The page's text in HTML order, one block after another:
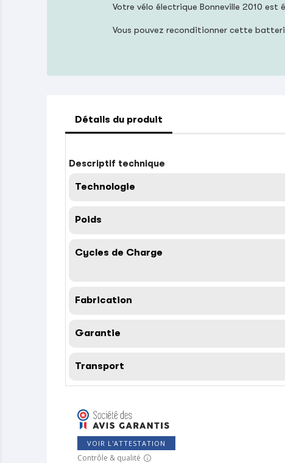
Votre vélo électrique Bonneville 2010
Vous pouvez reconditionner cette
Détails du produit
Descriptif technique
Technologie
Poids
Cycles de Charge
Fabrication
Garantie
Transport
VOIR L'ATTESTATION
Contrôle & qualité